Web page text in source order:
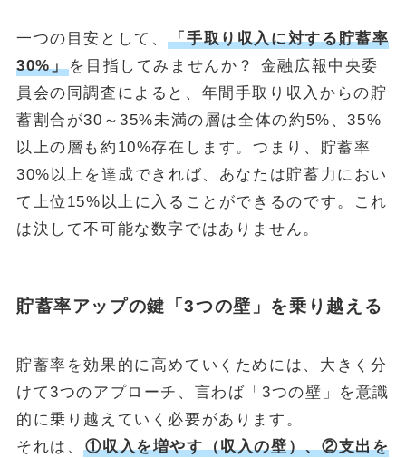
一つの目安として、「手取り収入に対する貯蓄率
30%」を目指してみませんか？ 金融広報中央委
員会の同調査によると、年間手取り収入からの貯
蓄割合が30～35%未満の層は全体の約5%、35%
以上の層も約10%存在します。つまり、貯蓄率
30%以上を達成できれば、あなたは貯蓄力におい
て上位15%以上に入ることができるのです。これ
は決して不可能な数字ではありません。
貯蓄率アップの鍵「3つの壁」を乗り越える
貯蓄率を効果的に高めていくためには、大きく分
けて3つのアプローチ、言わば「3つの壁」を意識
的に乗り越えていく必要があります。
それは、①収入を増やす（収入の壁）、②支出を